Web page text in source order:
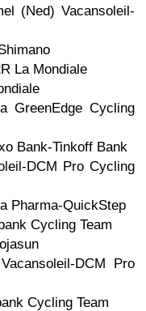
(Ned) Vacansoleil-
La Mondiale
Cycling
Bank-Tinkoff Bank
DCM Pro Cycling
Pharma-QuickStep
Cycling Team
DCM Pro
Cycling Team